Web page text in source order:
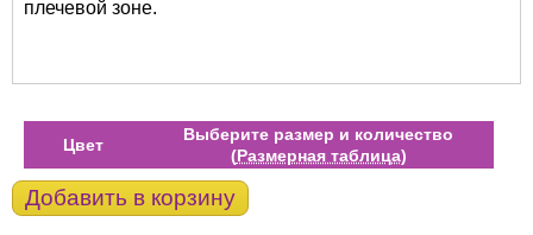
плечевой зоне.
Цвет
Выберите размер и количество
(Размерная таблица)
Добавить в корзину